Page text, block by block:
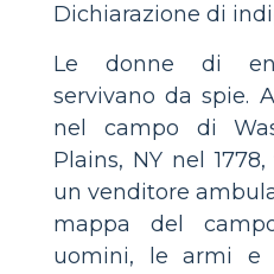
Dichiarazione di
Le donne di
servivano da spie.
nel campo di
Plains, NY nel
un venditore
mappa del
uomini, le armi e